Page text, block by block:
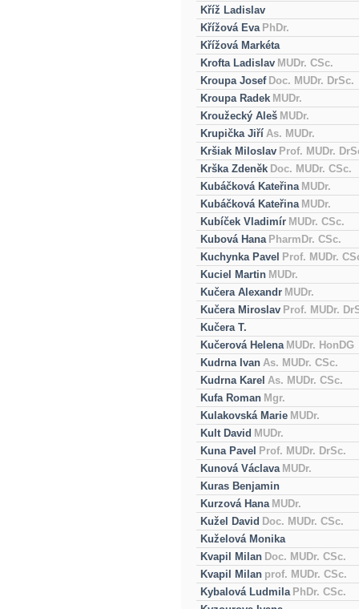
Kříž Ladislav
Křížová Eva PhDr.
Křížová Markéta
Krofta Ladislav MUDr. CSc.
Kroupa Josef Doc. MUDr. DrSc.
Kroupa Radek MUDr.
Kroužecký Aleš MUDr.
Krupička Jiří As. MUDr.
Kršiak Miloslav Prof. MUDr.
Krška Zdeněk Doc. MUDr. CSc.
Kubáčková Kateřina MUDr.
Kubáčková Kateřina MUDr.
Kubíček Vladimír MUDr. CSc.
Kubová Hana PharmDr. CSc.
Kuchynka Pavel
Prof. MUDr.
Kuciel Martin MUDr.
Kučera Alexandr MUDr.
Kučera Miroslav Prof. MUDr.
Kučera T.
Kučerová Helena MUDr. HonDG
Kudrna Ivan As. MUDr. CSc.
Kudrna Karel As. MUDr. CSc.
Kufa Roman Mgr.
Kulakovská Marie MUDr.
Kult David MUDr.
Kuna Pavel
Prof. MUDr. DrSc.
Kunová Václava MUDr.
Kuras Benjamin
Kurzová Hana MUDr.
Kužel David Doc. MUDr. CSc.
Kuželová Monika
Kvapil Milan Doc. MUDr. CSc.
Kvapil Milan prof. MUDr. CSc.
Kybalová Ludmila PhDr. CSc.